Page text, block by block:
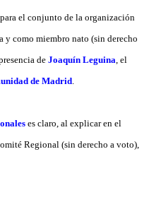
el conjunto de la organización
y como miembro nato (sin derecho
de Joaquín Leguina , el
de Madrid
es claro, al explicar en el
Regional (sin derecho a voto),